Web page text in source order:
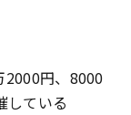
円、8000
している